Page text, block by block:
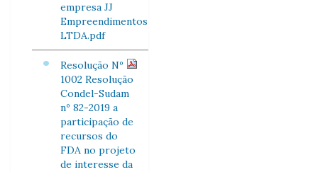
empresa JJ
Empreendimentos
LTDA.pdf
Resolução Nº
1002 Resolução
Condel-Sudam
nº 82-2019 a
participação de
recursos do
FDA no projeto
de interesse da